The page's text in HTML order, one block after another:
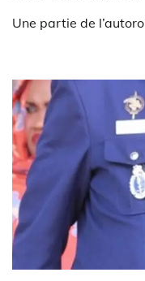
Une partie de